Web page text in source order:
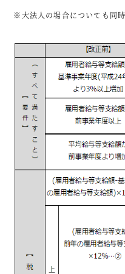
※大法人の場合についても同